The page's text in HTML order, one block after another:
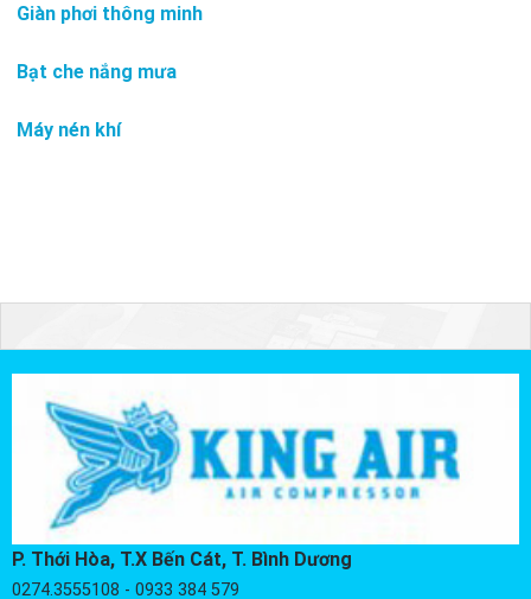
Giàn phơi thông minh
Bạt che nắng mưa
Máy nén khí
P. Thới Hòa, T.X Bến Cát, T. Bình Dương
0274.3555108 - 0933 384 579